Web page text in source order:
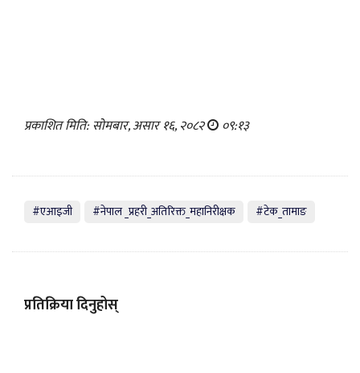
प्रकाशित मिति: सोमबार, असार १६, २०८२ ०९:१३
#एआइजी #नेपाल _प्रहरी_अतिरिक्त_महानिरीक्षक #टेक_तामाङ
प्रतिक्रिया दिनुहोस्